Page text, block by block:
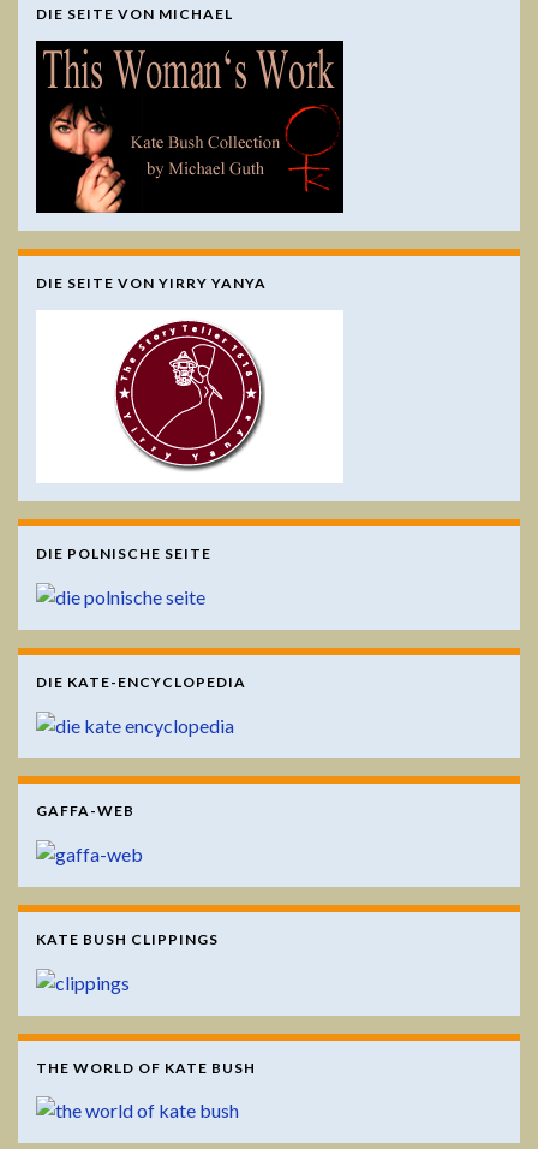
DIE SEITE VON MICHAEL
DIE SEITE VON YIRRY YANYA
DIE POLNISCHE SEITE
DIE KATE-ENCYCLOPEDIA
GAFFA-WEB
KATE BUSH CLIPPINGS
THE WORLD OF KATE BUSH